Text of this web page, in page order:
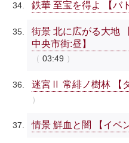
鉄華 至宝を得よ 【バ
街景 北に広がる大地
中央市街:昼】
03:49
迷宮Ⅱ 常緋ノ樹林 【
情景 鮮血と闇 【イベ